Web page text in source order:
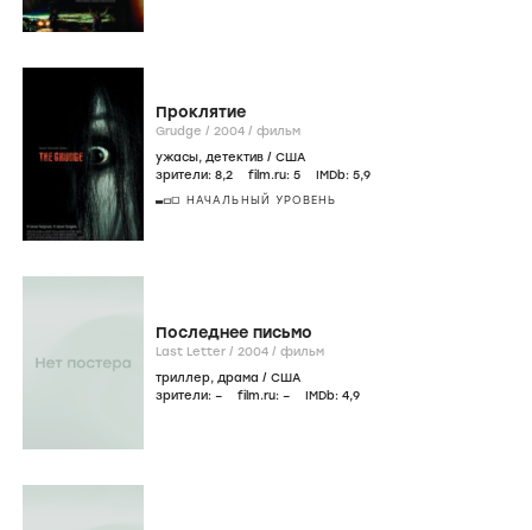
Проклятие
Grudge / 2004 / фильм
ужасы, детектив / США
зрители: 8,2 film.ru: 5 IMDb: 5,9
НАЧАЛЬНЫЙ УРОВЕНЬ
Последнее письмо
Last Letter / 2004 / фильм
триллер, драма / США
зрители: – film.ru: – IMDb: 4,9